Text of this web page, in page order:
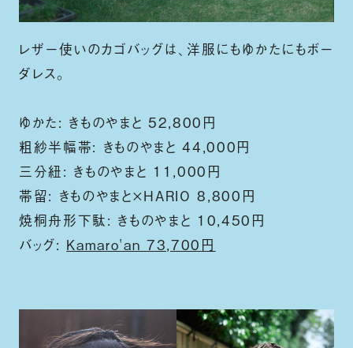
レザー使いのカゴバッグは、洋服にもゆかたにもボー
ダレス。
ゆかた: きものやまと 52,800円
粗紗半幅帯: きものやまと 44,000円
三分紐: きものやまと 11,000円
帯留: きものやまと×HARIO 8,800円
焼桐舟形下駄: きものやまと 10,450円
バッグ: Kamaro'an 73,700円